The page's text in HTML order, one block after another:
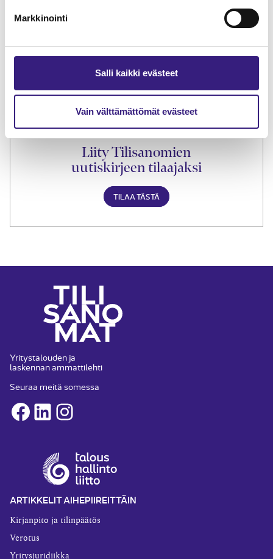
Markkinointi
Salli kaikki evästeet
Vain välttämättömät evästeet
Liity Tilisanomien
uutiskirjeen tilaajaksi
TILAA TÄSTÄ
Yritystalouden ja
laskennan ammattilehti
Seuraa meitä somessa
Facebook
LinkedInInstagram
ARTIKKELIT AIHEPIIREITTÄIN
Kirjanpito ja tilinpäätös
Verotus
Yritysjuridiikka